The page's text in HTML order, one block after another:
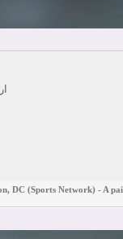
elmi.alireza70 پاسخ ها:0
Girls
DC (Sports Network) - A